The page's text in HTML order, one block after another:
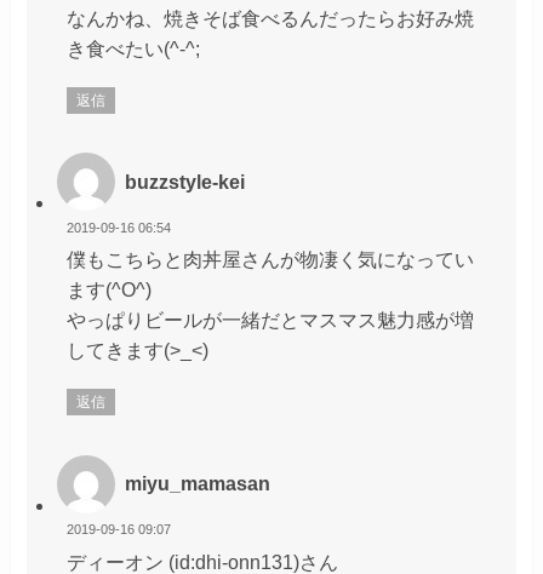
なんかね、焼きそば食べるんだったらお好み焼
き食べたい(^-^;
返信
buzzstyle-kei
2019-09-16 06:54
僕もこちらと肉丼屋さんが物凄く気になってい
ます(^O^)
やっぱりビールが一緒だとマスマス魅力感が増
してきます(>_<)
返信
miyu_mamasan
2019-09-16 09:07
ディーオン (id:dhi-onn131)さん